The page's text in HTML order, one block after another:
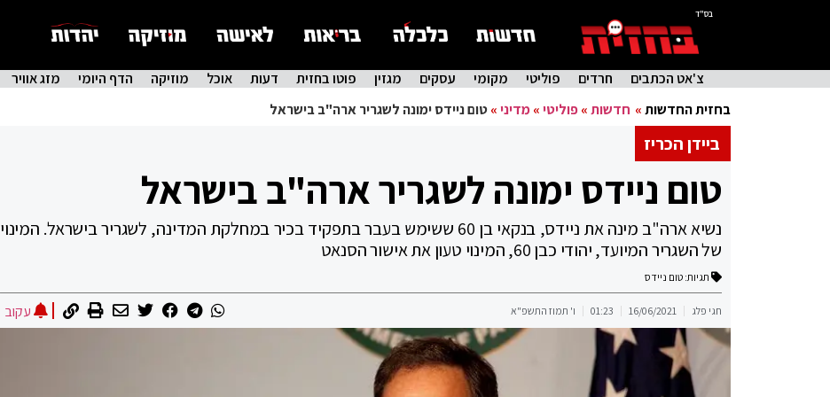
בס"ד
צ'אט הכתבים חרדים פוליטי מקומי עסקים מגזין פוטו בחזית דעות אוכל מוזיקה הדף היומי מזג אוויר
בחזית החדשות» חדשות»פוליטי»מדיני»טום ניידס ימונה לשגריר ארה"ב בישראל
ביידן הכריז
טום ניידס ימונה לשגריר ארה"ב בישראל
נשיא ארה"ב מינה את ניידס, בנקאי בן 60 ששימש בעבר בתפקיד בכיר במחלקת המדינה, לשגריר בישראל. המינוי
של השגריר המיועד, יהודי כבן 60, המינוי טעון את אישור הסנאט
תגיות: טום ניידס
חגי פלג 16/06/2021
01:23 ו' תמוז התשפ"א
עקוב